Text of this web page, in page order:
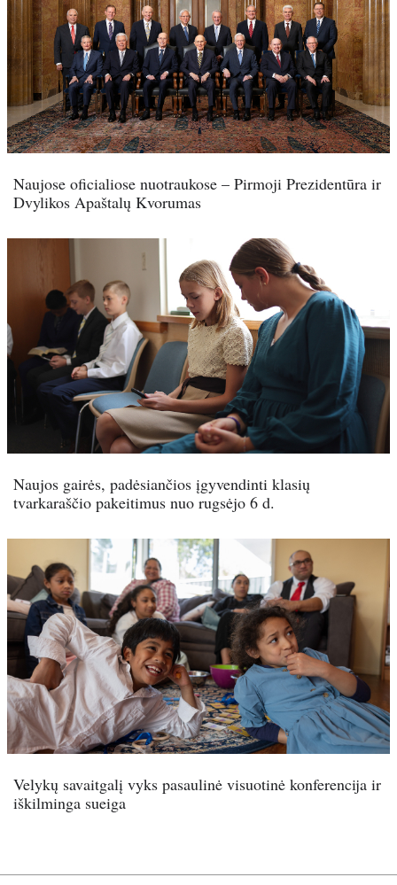
Naujose oficialiose nuotraukose – Pirmoji Prezidentūra ir
Dvylikos Apaštalų Kvorumas
Naujos gairės, padėsiančios įgyvendinti klasių
tvarkaraščio pakeitimus nuo rugsėjo 6 d.
Velykų savaitgalį vyks pasaulinė visuotinė konferencija ir
iškilminga sueiga